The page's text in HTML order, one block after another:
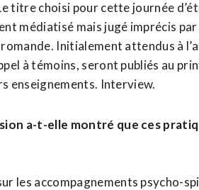
titre choisi pour cette journée
médiatisé mais jugé imprécis par
Initialement attendus à
à témoins, seront publiés au
enseignements. Interview.
a-t-elle montré que ces
les accompagnements psycho-